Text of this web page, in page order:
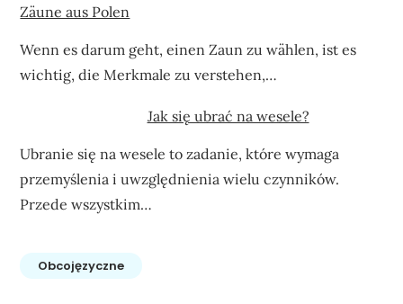
Zäune aus Polen
Wenn es darum geht, einen Zaun zu wählen, ist es
wichtig, die Merkmale zu verstehen,…
Jak się ubrać na wesele?
Ubranie się na wesele to zadanie, które wymaga
przemyślenia i uwzględnienia wielu czynników.
Przede wszystkim…
Obcojęzyczne